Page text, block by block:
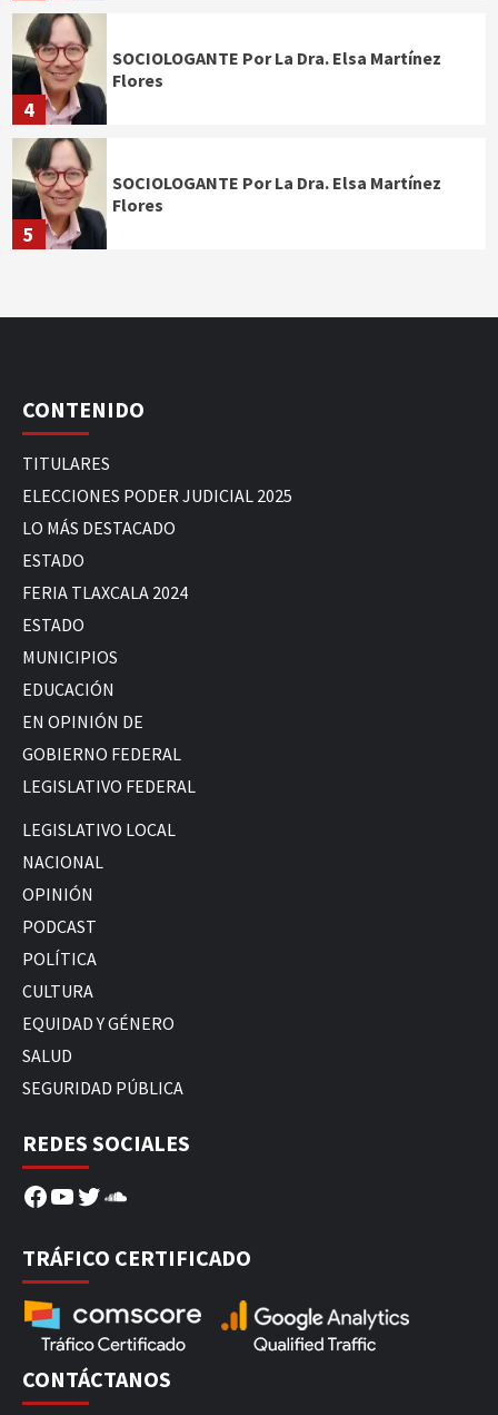
4
SOCIOLOGANTE Por La Dra. Elsa Martínez
Flores
5
SOCIOLOGANTE Por La Dra. Elsa Martínez
Flores
CONTENIDO
TITULARES
ELECCIONES PODER JUDICIAL 2025
LO MÁS DESTACADO
ESTADO
FERIA TLAXCALA 2024
ESTADO
MUNICIPIOS
EDUCACIÓN
EN OPINIÓN DE
GOBIERNO FEDERAL
LEGISLATIVO FEDERAL
LEGISLATIVO LOCAL
NACIONAL
OPINIÓN
PODCAST
POLÍTICA
CULTURA
EQUIDAD Y GÉNERO
SALUD
SEGURIDAD PÚBLICA
REDES SOCIALES
Facebook
YouTube
Twitter
SoundCloud
TRÁFICO CERTIFICADO
CONTÁCTANOS